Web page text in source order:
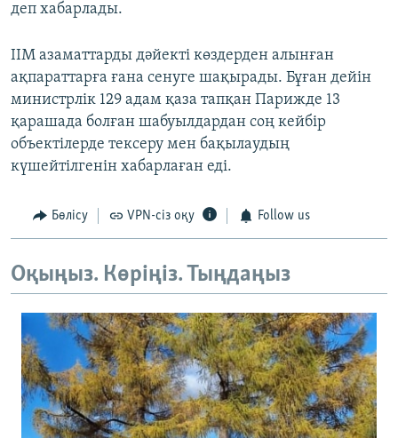
деп хабарлады.
ІІМ азаматтарды дәйекті көздерден алынған
ақпараттарға ғана сенуге шақырады. Бұған дейін
министрлік 129 адам қаза тапқан Парижде 13
қарашада болған шабуылдардан соң кейбір
объектілерде тексеру мен бақылаудың
күшейтілгенін хабарлаған еді.
Бөлісу VPN-сіз оқу Follow us
Оқыңыз. Көріңіз. Тыңдаңыз